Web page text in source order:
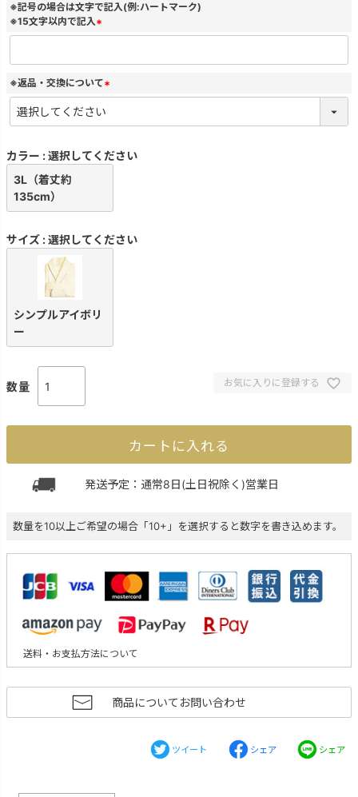
※記号の場合は文字で記入(例:ハートマーク)
※15文字以内で記入
(
須
)
※返品・交換について
(
必
須
カラー
選択してください
3L（着丈約
135cm）
サイズ 選択してください
シンプルアイボリ
ー
お気に入りに登録する
カートに入れる
発送予定：通常8日(土日祝除く)営業日
数量を10以上ご希望の場合「10+」を選択すると数字を書き込めます。
送料・お支払方法について
商品についてお問い合わせ
ツイート シェア シェア